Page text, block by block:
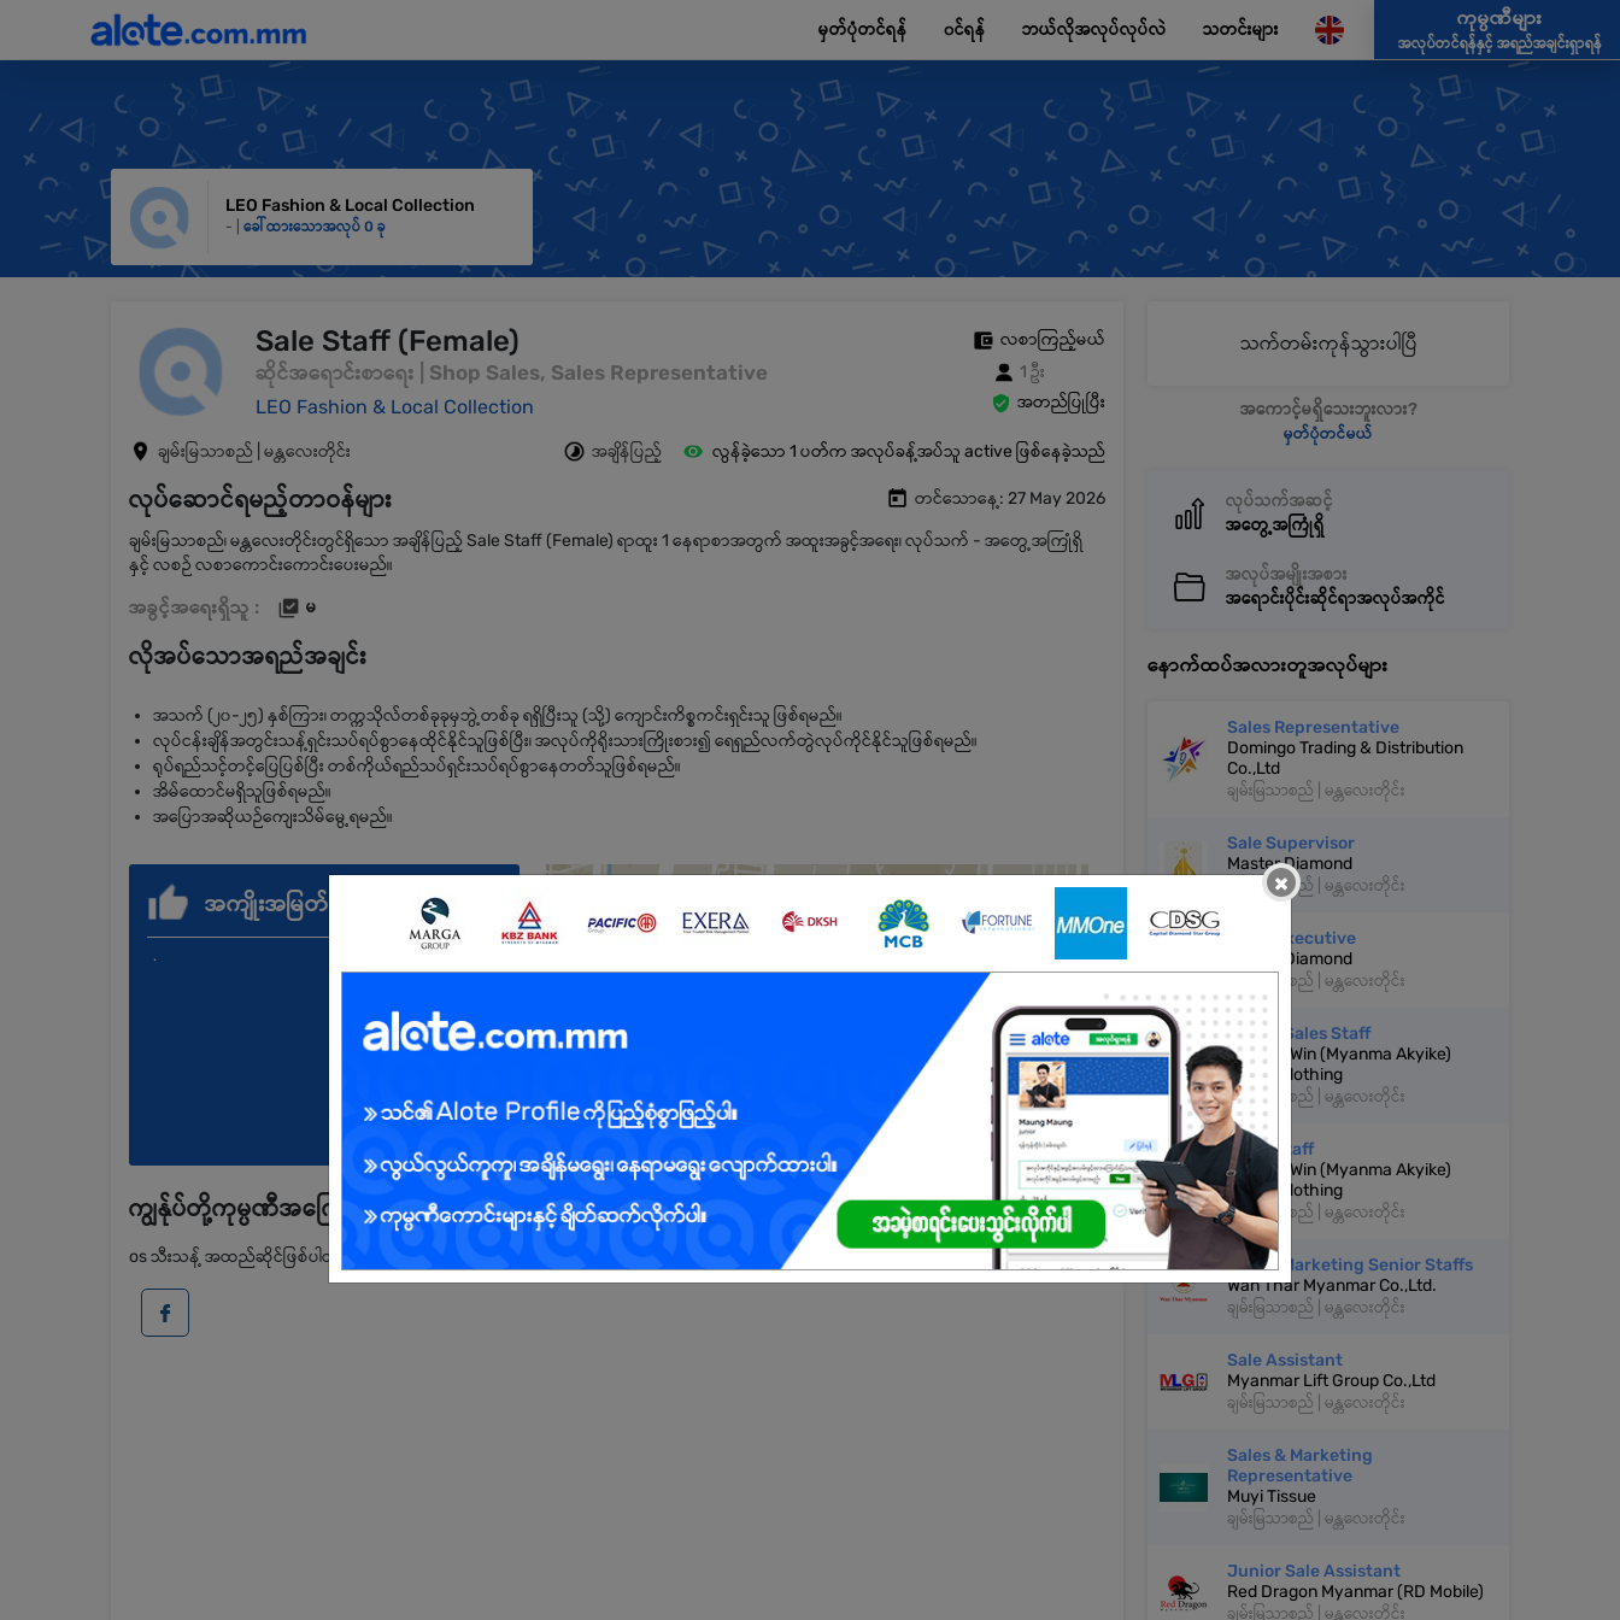
မှတ်ပုံတင်ရန် ၀င်ရန် ဘယ်လိုအလုပ်လုပ်လဲ သတင်းများ
ကုမ္ပဏီများ
အလုပ်တင်ရန်နှင့် အရည်အချင်းရှာရန်
LEO Fashion & Local Collection
- | ခေါ်ထားသောအလုပ် 0 ခု
Sale Staff (Female)
ဆိုင်အရောင်းစာရေး | Shop Sales, Sales Representative
LEO Fashion & Local Collection
လစာကြည့်မယ်
1 ဦး
အတည်ပြုပြီး
ချမ်းမြသာစည် | မန္တလေးတိုင်း အချိန်ပြည့် လွန်ခဲ့သော 1 ပတ်က အလုပ်ခန့်အပ်သူ active ဖြစ်နေခဲ့သည်
လုပ်ဆောင်ရမည့်တာဝန်များ တင်သောနေ့: 27 May 2026
ချမ်းမြသာစည်၊ မန္တလေးတိုင်းတွင်ရှိသော အချိန်ပြည့် Sale Staff (Female) ရာထူး 1 နေရာစာအတွက် အထူးအခွင့်အရေး၊ လုပ်သက် - အတွေ့အကြုံရှိ
နှင့် လစဉ် လစာကောင်းကောင်းပေးမည်။
အခွင့်အရေးရှိသူ : မ
လိုအပ်သောအရည်အချင်း
အသက် (၂၀-၂၅) နှစ်ကြား၊ တက္ကသိုလ်တစ်ခုခုမှဘွဲ့တစ်ခု ရရှိပြီးသူ (သို့) ကျောင်းကိစ္စကင်းရှင်းသူ ဖြစ်ရမည်။
လုပ်ငန်းချိန်အတွင်းသန့်ရှင်းသပ်ရပ်စွာနေထိုင်နိုင်သူဖြစ်ပြီး၊ အလုပ်ကိုရိုးသားကြိုးစား၍ ရေရှည်လက်တွဲလုပ်ကိုင်နိုင်သူဖြစ်ရမည်။
ရုပ်ရည်သင့်တင့်ပြေပြစ်ပြီး တစ်ကိုယ်ရည်သပ်ရှင်းသပ်ရပ်စွာနေတတ်သူဖြစ်ရမည်။
အိမ်ထောင်မရှိသူဖြစ်ရမည်။
အပြောအဆိုယဉ်ကျေးသိမ်မွေ့ရမည်။
အကျိုးအမြတ်
.
ကျွန်ုပ်တို့ကုမ္ပဏီအကြောင်း
os သီးသန့် အထည်ဆိုင်ဖြစ်ပါတယ်. online စာဖြေ, ပစ္စည်းထုပ် အတွက် ခေါ်ခြင်းဖြစ်ပါတယ်
သက်တမ်းကုန်သွားပါပြီ
အကောင့်မရှိသေးဘူးလား?
မှတ်ပုံတင်မယ်
လုပ်သက်အဆင့်
အတွေ့အကြုံရှိ
အလုပ်အမျိုးအစား
အရောင်းပိုင်းဆိုင်ရာအလုပ်အကိုင်
နောက်ထပ်အလားတူအလုပ်များ
Sales Representative
Domingo Trading & Distribution
Co.,Ltd
ချမ်းမြသာစည် | မန္တလေးတိုင်း
Sale Supervisor
Master Diamond
ချမ်းမြသာစည် | မန္တလေးတိုင်း
Sales Executive
Master Diamond
ချမ်းမြသာစည် | မန္တလေးတိုင်း
Online Sales Staff
Gone Yi Win (Myanma Akyike)
Fabric Clothing
ချမ်းမြသာစည် | မန္တလေးတိုင်း
Sales Staff
Gone Yi Win (Myanma Akyike)
Fabric Clothing
ချမ်းမြသာစည် | မန္တလေးတိုင်း
Sale & Marketing Senior Staffs
Wan Thar Myanmar Co.,Ltd.
ချမ်းမြသာစည် | မန္တလေးတိုင်း
Sale Assistant
Myanmar Lift Group Co.,Ltd
ချမ်းမြသာစည် | မန္တလေးတိုင်း
Sales & Marketing
Representative
Muyi Tissue
ချမ်းမြသာစည် | မန္တလေးတိုင်း
Junior Sale Assistant
Red Dragon Myanmar (RD Mobile)
ချမ်းမြသာစည် | မန္တလေးတိုင်း
×